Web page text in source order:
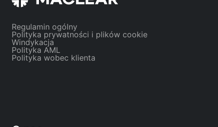
Regulamin ogólny
Polityka prywatności i plików cookie
Windykacja
Polityka AML
Polityka wobec klienta